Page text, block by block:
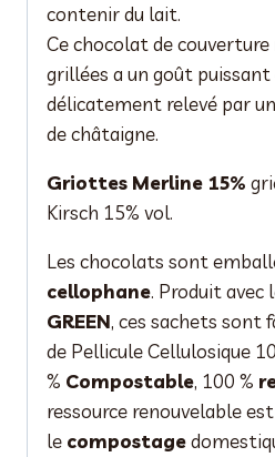
contenir du lait.
Ce chocolat de
grillées a un goût puissant
délicatement relevé par
de châtaigne.
Griottes Merline 15%
Kirsch 15% vol.
Les chocolats sont
cellophane. Produit avec
GREEN, ces sachets sont
de Pellicule Cellulosique
% Compostable, 100 %
ressource renouvelable
le compostage